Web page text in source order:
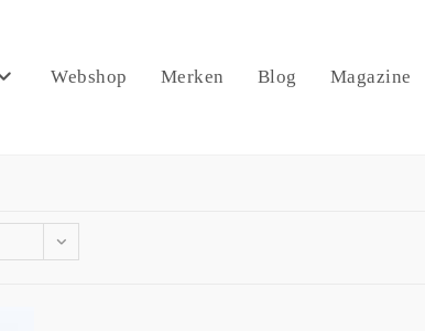
Webshop Merken Blog Magazine